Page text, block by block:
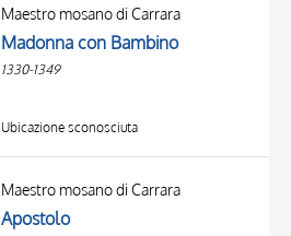
Maestro mosano di Carrara
Madonna con Bambino
1330-1349
Ubicazione sconosciuta
Maestro mosano di Carrara
Apostolo